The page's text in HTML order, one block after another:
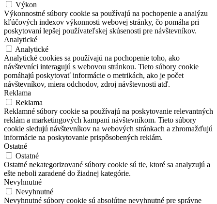
Výkon
Výkonnostné súbory cookie sa používajú na pochopenie a analýzu
kľúčových indexov výkonnosti webovej stránky, čo pomáha pri
poskytovaní lepšej používateľskej skúsenosti pre návštevníkov.
Analytické
Analytické
Analytické cookies sa používajú na pochopenie toho, ako
návštevníci interagujú s webovou stránkou. Tieto súbory cookie
pomáhajú poskytovať informácie o metrikách, ako je počet
návštevníkov, miera odchodov, zdroj návštevnosti atď.
Reklama
Reklama
Reklamné súbory cookie sa používajú na poskytovanie relevantných
reklám a marketingových kampaní návštevníkom. Tieto súbory
cookie sledujú návštevníkov na webových stránkach a zhromažďujú
informácie na poskytovanie prispôsobených reklám.
Ostatné
Ostatné
Ostatné nekategorizované súbory cookie sú tie, ktoré sa analyzujú a
ešte neboli zaradené do žiadnej kategórie.
Nevyhnutné
Nevyhnutné
Nevyhnutné súbory cookie sú absolútne nevyhnutné pre správne